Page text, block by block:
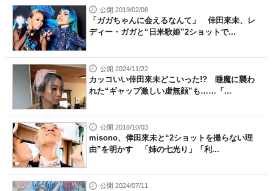
公開 2019/02/08
「ガガちゃんに会えるなんて」 倖田來未、レ
ディー・ガガと“日米歌姫”2ショットで...
公開 2024/11/22
カッコいい倖田來未どこいった!? 睡魔に襲わ
れた“ギャップ激しい虚無顔”も……「...
公開 2018/10/03
misono、倖田來未と“2ショットを撮らない理
由”を明かす 「姉の七光り」「利...
公開 2024/07/11